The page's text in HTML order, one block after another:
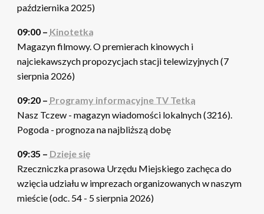
października 2025)
09:00 – Kinotetka
Magazyn filmowy. O premierach kinowych i
najciekawszych propozycjach stacji telewizyjnych (7
sierpnia 2026)
09:20 – Programy informacyjne TV Tetka
Nasz Tczew - magazyn wiadomości lokalnych (3216).
Pogoda - prognoza na najbliższą dobę
09:35 – Dzieje się
Rzeczniczka prasowa Urzędu Miejskiego zachęca do
wzięcia udziału w imprezach organizowanych w naszym
mieście (odc. 54 - 5 sierpnia 2026)